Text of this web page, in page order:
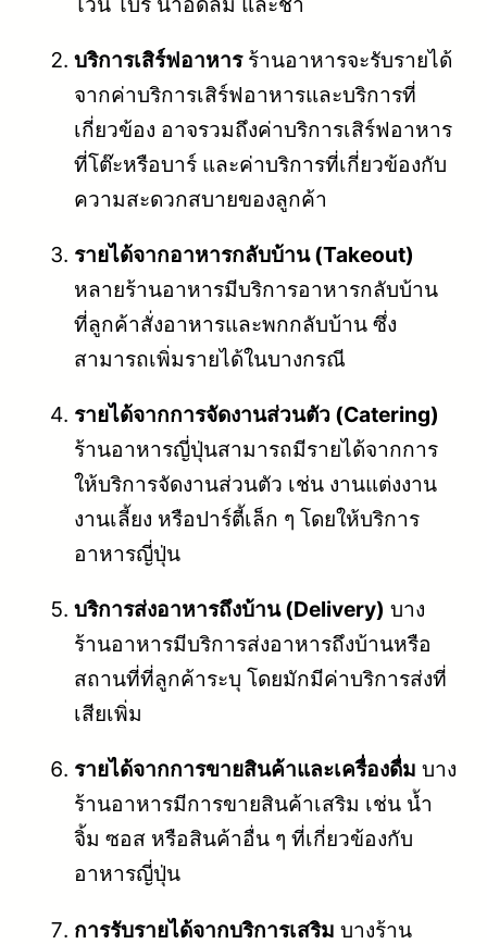
บริการเสิร์ฟอาหารร้านอาหารจะรับรายได้
จากค่าบริการเสิร์ฟอาหารและบริการที่
เกี่ยวข้อง อาจรวมถึงค่าบริการเสิร์ฟอาหาร
ที่โต๊ะหรือบาร์ และค่าบริการที่เกี่ยวข้องกับ
ความสะดวกสบายของลูกค้า
รายได้จากอาหารกลับบ้าน (Takeout)
หลายร้านอาหารมีบริการอาหารกลับบ้าน
ที่ลูกค้าสั่งอาหารและพกกลับบ้าน ซึ่ง
สามารถเพิ่มรายได้ในบางกรณี
รายได้จากการจัดงานส่วนตัว (Catering)
ร้านอาหารญี่ปุ่นสามารถมีรายได้จากการ
ให้บริการจัดงานส่วนตัว เช่น งานแต่งงาน
งานเลี้ยง หรือปาร์ตี้เล็ก ๆ โดยให้บริการ
อาหารญี่ปุ่น
บริการส่งอาหารถึงบ้าน (Delivery) บาง
ร้านอาหารมีบริการส่งอาหารถึงบ้านหรือ
สถานที่ที่ลูกค้าระบุ โดยมักมีค่าบริการส่งที่
เสียเพิ่ม
รายได้จากการขายสินค้าและเครื่องดื่ม บาง
ร้านอาหารมีการขายสินค้าเสริม เช่น น้ำ
จิ้ม ซอส หรือสินค้าอื่น ๆ ที่เกี่ยวข้องกับ
อาหารญี่ปุ่น
การรับรายได้จากบริการเสริม บางร้าน